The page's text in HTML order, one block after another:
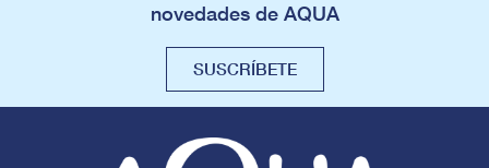
novedades de AQUA
SUSCRÍBETE